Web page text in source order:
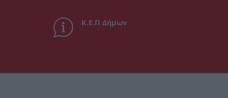
Κ.Ε.Π Δήμων